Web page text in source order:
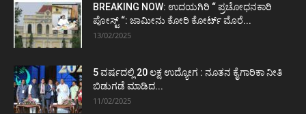
BREAKING NOW: ಉದಯಗಿರಿ “ ಪ್ರಚೋಧನಕಾರಿ
ಪೋಸ್ಟ್‌ “: ಜಾಮೀನು ಕೋರಿ ಕೋರ್ಟ್‌ ಮೊರೆ...
13/02/2025
5 ವರ್ಷದಲ್ಲಿ 20 ಲಕ್ಷ ಉದ್ಯೋಗ : ನೂತನ ಕೈಗಾರಿಕಾ ನೀತಿ
ಬಿಡುಗಡೆ ಮಾಡಿದ...
11/02/2025